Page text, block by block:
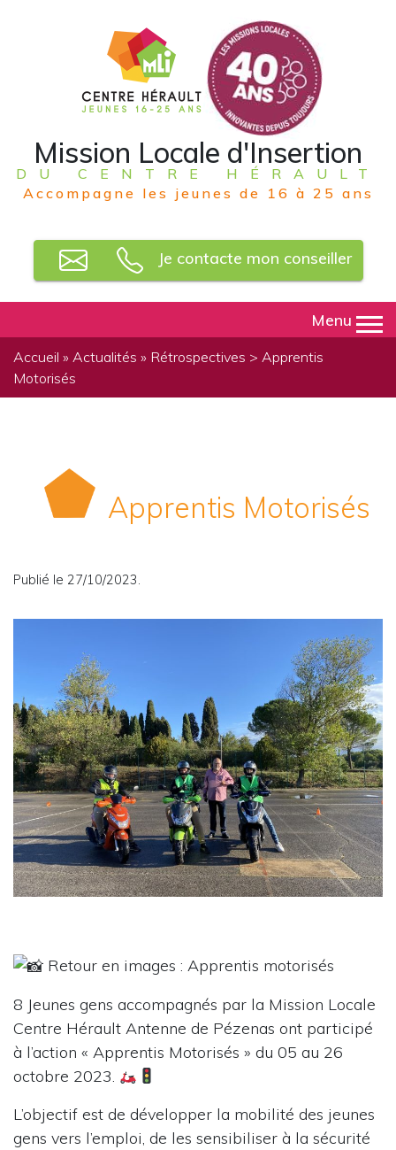
Mission Locale d'Insertion
DU CENTRE HÉRAULT
Accompagne les jeunes de 16 à 25 ans
Je contacte mon conseiller
Menu
Accueil » Actualités » Rétrospectives > Apprentis
Motorisés
Apprentis Motorisés
Publié le 27/10/2023.
Retour en images : Apprentis motorisés
8 Jeunes gens accompagnés par la Mission Locale
Centre Hérault Antenne de Pézenas ont participé
à l’action « Apprentis Motorisés » du 05 au 26
octobre 2023.
L’objectif est de développer la mobilité des jeunes
gens vers l’emploi, de les sensibiliser à la sécurité